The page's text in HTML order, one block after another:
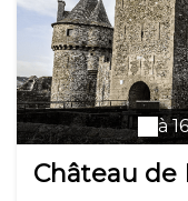
à
Château de